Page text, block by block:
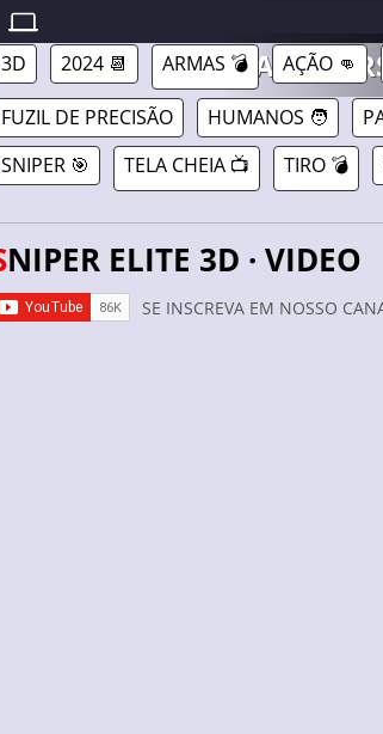
SNIPER ELITE 3D //
3D
2024 📆 ARMAS 💣 AÇÃO 👊
FUZIL DE PRECISÃO HUMANOS 🧑
SNIPER 🎯
TELA CHEIA 📺 TIRO 💣
SNIPER ELITE 3D · VIDEO
SE INSCREVA EM NOSSO